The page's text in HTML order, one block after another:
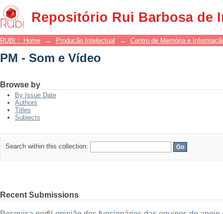
Repositório Rui Barbosa de
PM - Som e Vídeo
RUBI :: Home → Produção Intelectual → Centro de Memória e
PM - Som e Vídeo
Browse by
By Issue Date
Authors
Titles
Subjects
Search within this collection:
Recent Submissions